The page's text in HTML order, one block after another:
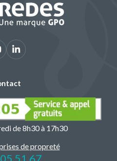
de 8h30 à 17h30
de propreté